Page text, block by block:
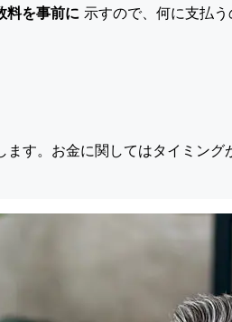
料を事前に 示すので、何に支払
ます。お金に関してはタイミング